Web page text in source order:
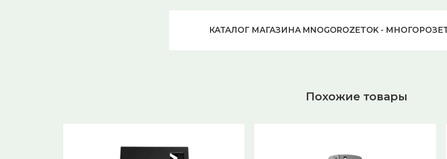
КАТАЛОГ МАГАЗИНА MNOGOROZETOK -
Похожие товары